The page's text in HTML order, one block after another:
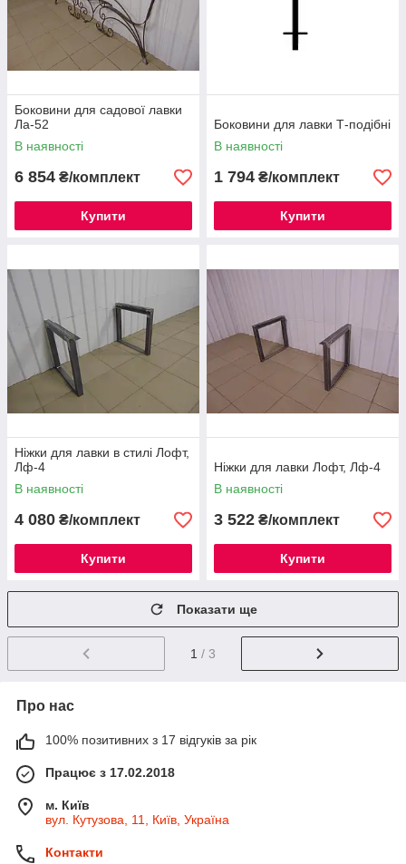
Боковини для садової лавки
Ла-52
В наявності
6 854 ₴/комплект
Купити
Боковини для лавки Т-подібні
В наявності
1 794 ₴/комплект
Купити
Ніжки для лавки в стилі Лофт,
Лф-4
В наявності
4 080 ₴/комплект
Купити
Ніжки для лавки Лофт, Лф-4
В наявності
3 522 ₴/комплект
Купити
Показати ще
1 / 3
Про нас
100% позитивних з 17 відгуків за рік
Працює з 17.02.2018
м. Київ
вул. Кутузова, 11, Київ, Україна
Контакти